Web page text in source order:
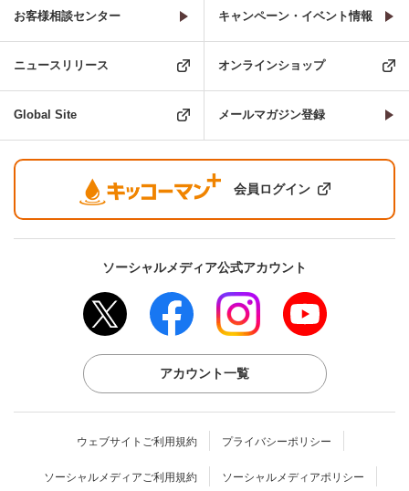
お客様相談センター キャンペーン・イベント情報
ニュースリリース オンラインショップ
Global Site メールマガジン登録
会員ログイン
ソーシャルメディア公式アカウント
アカウント一覧
ウェブサイトご利用規約 プライバシーポリシー
ソーシャルメディアご利用規約 ソーシャルメディアポリシー